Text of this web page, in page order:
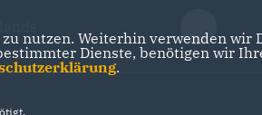
nutzen. Weiterhin verwenden
Dienste, benötigen wir
.